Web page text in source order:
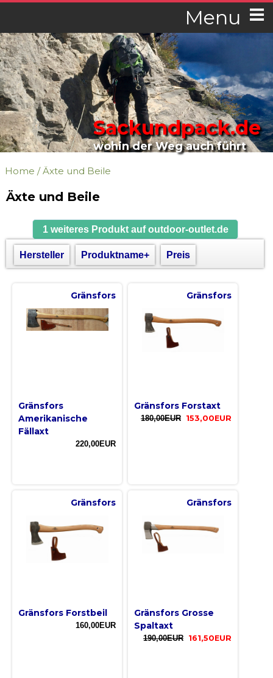
Menu
Sackundpack.de
wohin der Weg auch führt
Home /Äxte und Beile
Äxte und Beile
1 weiteres Produkt auf outdoor-outlet.de
Hersteller Produktname+ Preis
Gränsfors
Gränsfors
Amerikanische
Fällaxt
220,00EUR
Gränsfors
Gränsfors Forstaxt
180,00EUR 153,00EUR
Gränsfors
Gränsfors Forstbeil
160,00EUR
Gränsfors
Gränsfors Grosse
Spaltaxt
190,00EUR 161,50EUR